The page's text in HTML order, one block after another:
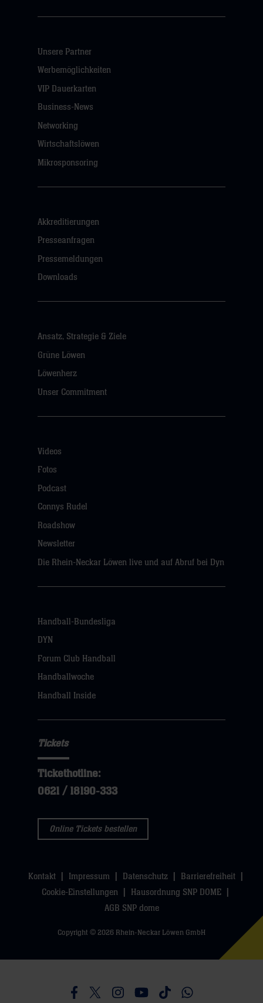
Unsere Partner
Werbemöglichkeiten
VIP Dauerkarten
Business-News
Networking
Wirtschaftslöwen
Mikrosponsoring
Akkreditierungen
Presseanfragen
Pressemeldungen
Downloads
Ansatz, Strategie & Ziele
Grüne Löwen
Löwenherz
Unser Commitment
Videos
Fotos
Podcast
Connys Rudel
Roadshow
Newsletter
Die Rhein-Neckar Löwen live und auf Abruf bei Dyn
Handball-Bundesliga
DYN
Forum Club Handball
Handballwoche
Handball Inside
Tickets
Tickethotline:
0621 / 18190-333
Online Tickets bestellen
Kontakt Impressum Datenschutz
Barrierefreiheit
Cookie-Einstellungen
Hausordnung SNP DOME
AGB SNP dome
Copyright © 2026 Rhein-Neckar Löwen GmbH
Besucht uns auf Facebook
Besucht uns auf Twitter
Besucht uns auf Instagram
Besucht uns auf Youtube
Besucht uns auf
Besucht uns auf